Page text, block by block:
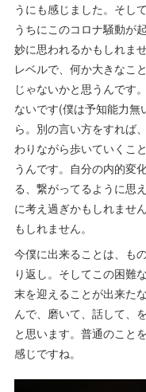
うにも感じました。そし
うちにこのコロナ騒動が
妙に思われるかもしれま
レベルで、何か大きなこ
じゃないかと思うんです
ないです(僕は予知能力
ら。別の言い方をすれば
わりながら歩いていくこ
うんです。自分の内的変
る、繋がってるように思
に考え過ぎかもしれませ
もしれません。
今僕に出来ることは、も
り返し。そしてこの困難
末を迎えることが出来た
んで、磨いて、話して、
と思います。普通のこと
感じですね。